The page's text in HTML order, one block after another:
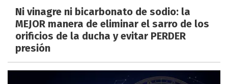
Ni vinagre ni bicarbonato de sodio: la
MEJOR manera de eliminar el sarro de los
orificios de la ducha y evitar PERDER
presión